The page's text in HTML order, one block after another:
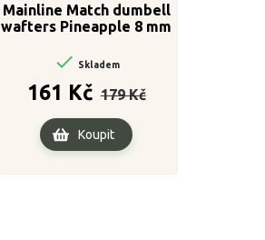
Mainline Match dumbell
wafters Pineapple 8 mm
 Skladem
161 Kč cena
179 Kč
Koupit